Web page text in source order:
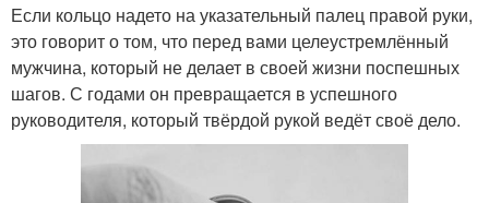
Если кольцо надето на указательный палец правой руки,
это говорит о том, что перед вами целеустремлённый
мужчина, который не делает в своей жизни поспешных
шагов. С годами он превращается в успешного
руководителя, который твёрдой рукой ведёт своё дело.